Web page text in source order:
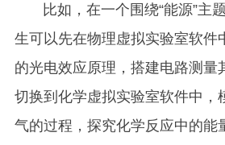
比如，在一个围绕“能源”主
生可以先在物理虚拟实验室软件
的光电效应原理，搭建电路测量
切换到化学虚拟实验室软件中，
气的过程，探究化学反应中的能